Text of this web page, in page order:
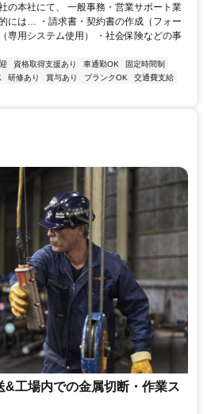
の本社にて、 一般事務・営業サポート業
には… ・請求書・契約書の作成（フォー
専用システム使用） ・社会保険などの事
資格取得支援あり 車通勤OK
固定時間制
研修あり 賞与あり ブランクOK
交通費支給
&工場内での金属切断・作業ス